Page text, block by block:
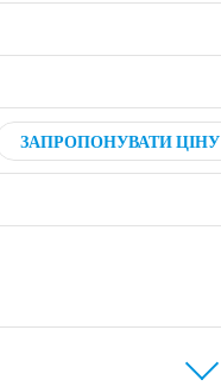
ЗАПРОПОНУВАТИ ЦІНУ